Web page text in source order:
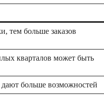
тем больше заказов
кварталов может быть
больше возможностей